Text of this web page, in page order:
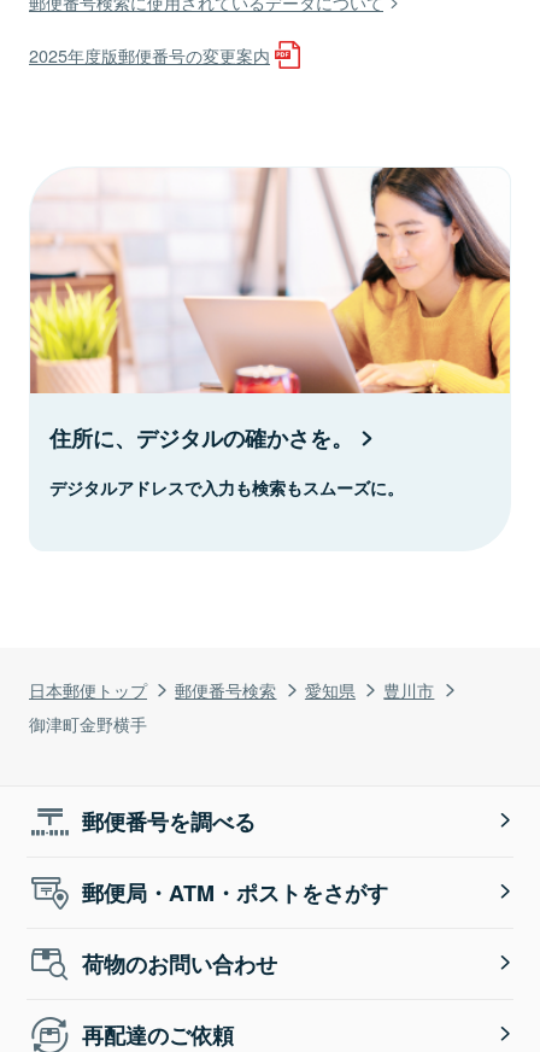
日本郵便トップ 郵便番号検索 愛知県
豊川市
御津町金野横手
2025年度版郵便番号の変更案内
住所に、デジタルの確かさを。
デジタルアドレスで入力も検索もスムーズに。
郵便番号を調べる
郵便局・ATM・ポストをさがす
荷物のお問い合わせ
再配達のご依頼